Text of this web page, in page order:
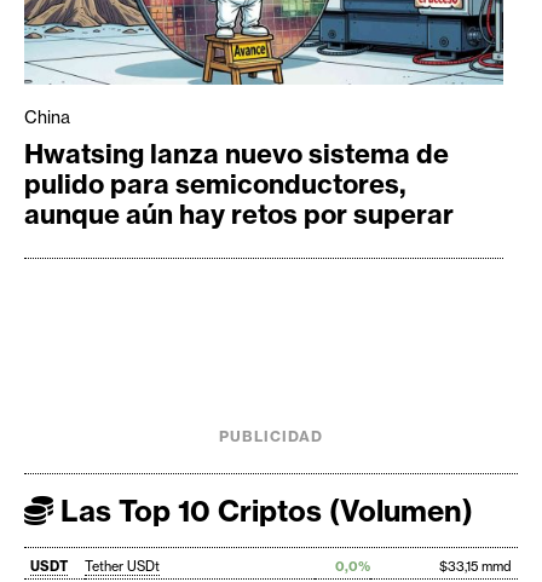
China
Hwatsing lanza nuevo sistema de
pulido para semiconductores,
aunque aún hay retos por superar
PUBLICIDAD
Las Top 10 Criptos (Volumen)
USDT Tether USDt 0,0% $33,15 mmd